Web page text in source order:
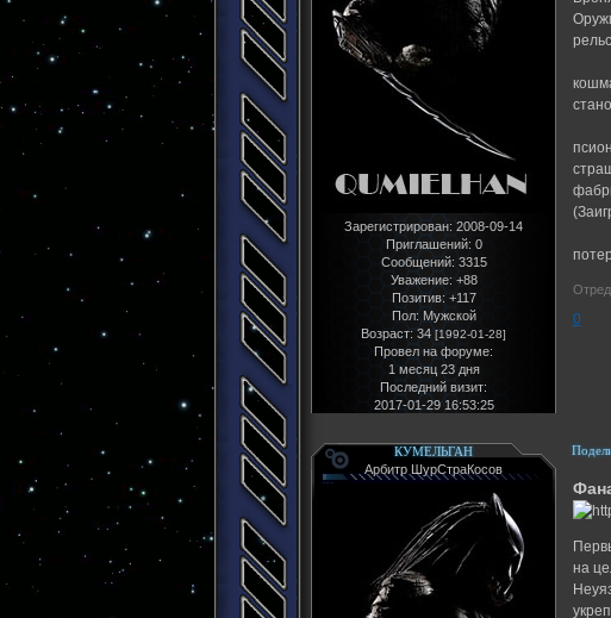
Зарегистрирован: 2008-09-14
Приглашений: 0
Сообщений: 3315
Уважение: +88
Позитив: +117
Пол: Мужской
Возраст: 34 [1992-01-28]
Провел на форуме:
1 месяц 23 дня
Последний визит:
2017-01-29 16:53:25
0
КУМЕЛЬГАН
Арбитр ШурСтраКосов
на